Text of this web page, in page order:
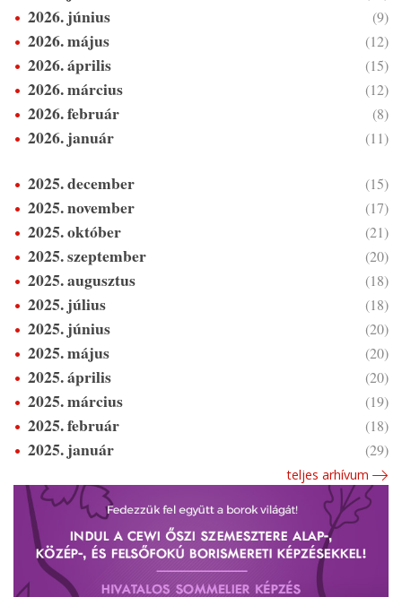
2026. június (9)
2026. május (12)
2026. április (15)
2026. március (12)
2026. február (8)
2026. január (11)
2025. december (15)
2025. november (17)
2025. október (21)
2025. szeptember (20)
2025. augusztus (18)
2025. július (18)
2025. június (20)
2025. május (20)
2025. április (20)
2025. március (19)
2025. február (18)
2025. január (29)
teljes arhívum